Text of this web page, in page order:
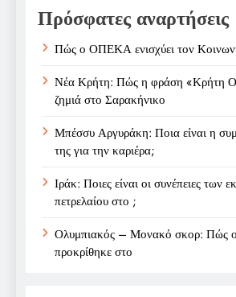
Πρόσφατες αναρτήσεις
Πώς ο ΟΠΕΚΑ ενισχύει τον
Νέα Κρήτη: Πώς η φράση «Κρήτη
ζημιά στο Σαρακήνικο
Μπέσσυ Αργυράκη: Ποια είναι η
της για την καριέρα;
Ιράκ: Ποιες είναι οι συνέπειες των
πετρελαίου στο ;
Ολυμπιακός – Μονακό σκορ: Πώς
προκρίθηκε στο